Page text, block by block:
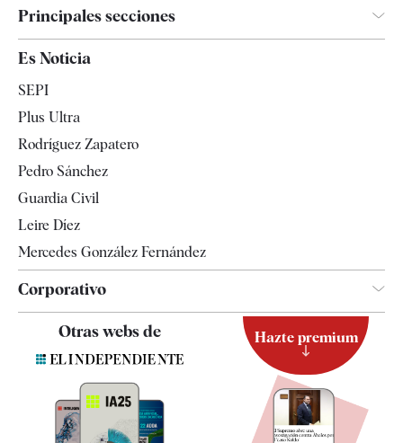
Principales secciones
Televisión
Es Noticia
SEPI
Plus Ultra
Rodríguez Zapatero
Pedro Sánchez
Guardia Civil
Leire Díez
Mercedes González Fernández
Corporativo
Quiénes somos
Otras webs de Hazte premium